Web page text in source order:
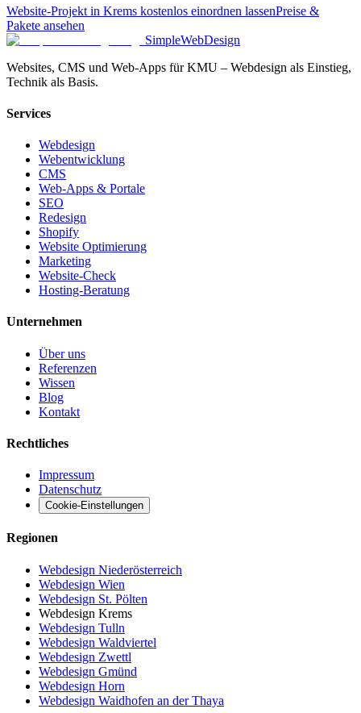
Website-Projekt in Krems kostenlos einordnen lassenPreise &
Pakete ansehen
SimpleWebDesign
Websites, CMS und Web-Apps für KMU – Webdesign als Einstieg,
Technik als Basis.
Services
Webdesign
Webentwicklung
CMS
Web-Apps & Portale
SEO
Redesign
Shopify
Website Optimierung
Marketing
Website-Check
Hosting-Beratung
Unternehmen
Über uns
Referenzen
Wissen
Blog
Kontakt
Rechtliches
Impressum
Datenschutz
Cookie-Einstellungen
Regionen
Webdesign Niederösterreich
Webdesign Wien
Webdesign St. Pölten
Webdesign Krems
Webdesign Tulln
Webdesign Waldviertel
Webdesign Zwettl
Webdesign Gmünd
Webdesign Horn
Webdesign Waidhofen an der Thaya